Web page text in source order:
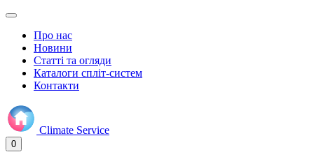
Про нас
Новини
Статті та огляди
Каталоги спліт-систем
Контакти
Climate Service
0